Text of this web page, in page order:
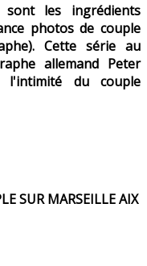
sont les ingrédients
photos de couple
Cette série au
allemand Peter
l'intimité du couple
SUR MARSEILLE AIX